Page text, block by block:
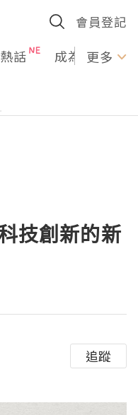
會員登記
話 成為U更多
技創新的新
追蹤